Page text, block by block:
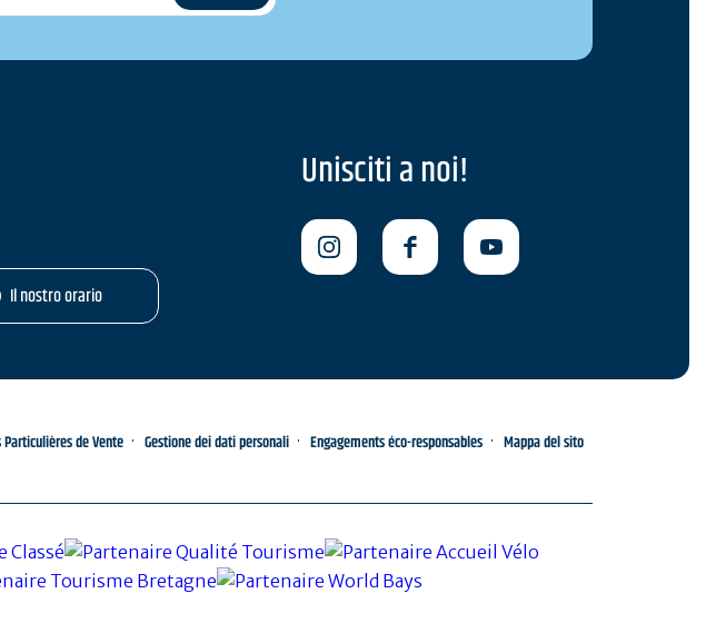
Il nostro orario
Unisciti a noi!
de Vente Gestione dei dati personali Engagements éco-responsables Mappa del sito